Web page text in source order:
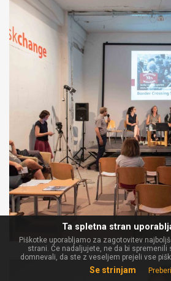
Ta spletna stran
Piškotke uporabljamo za zagotovitev
strani. Če nadaljujete, ne da bi spremenili
domnevali, da ste z veseljem prejeli vse
Se strinjam